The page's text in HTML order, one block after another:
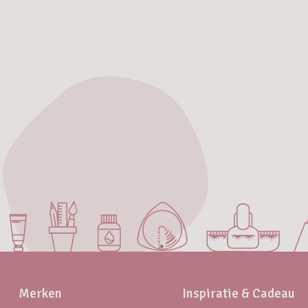
Merken Inspiratie & Cadeau